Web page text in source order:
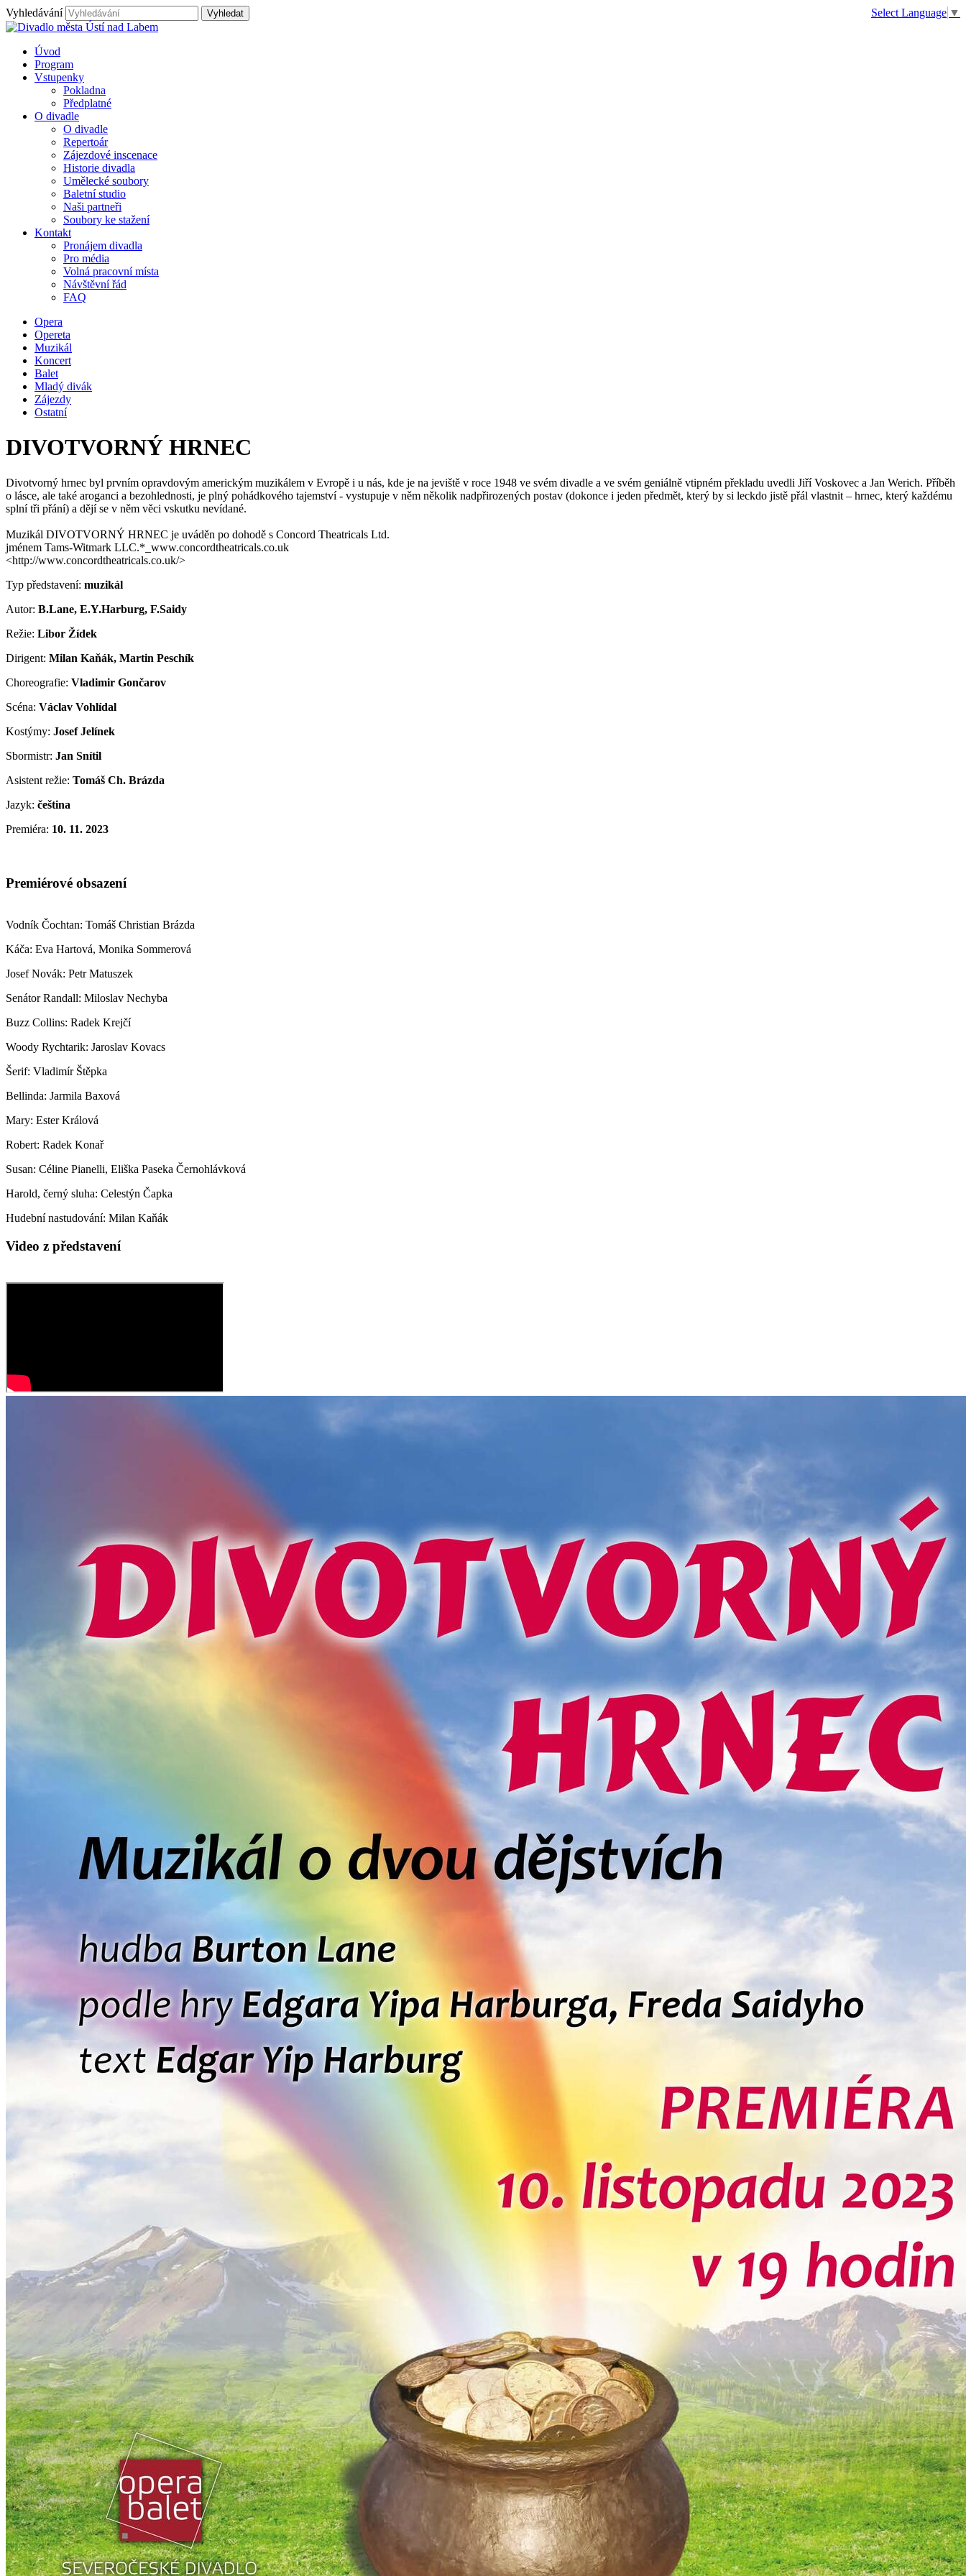
Vyhledávání
Úvod
Program
Vstupenky
Pokladna
Předplatné
O divadle
O divadle
Repertoár
Zájezdové inscenace
Historie divadla
Umělecké soubory
Baletní studio
Naši partneři
Soubory ke stažení
Kontakt
Pronájem divadla
Pro média
Volná pracovní místa
Návštěvní řád
FAQ
Select Language ▼
Opera
Opereta
Muzikál
Koncert
Balet
Mladý divák
Zájezdy
Ostatní
DIVOTVORNÝ HRNEC
Divotvorný hrnec byl prvním opravdovým americkým muzikálem v Evropě i u nás, kde je na jeviště v roce 1948 ve svém divadle a ve svém geniálně vtipném překladu uvedli Jiří Voskovec a Jan Werich. Příběh
o lásce, ale také aroganci a bezohlednosti, je plný pohádkového tajemství - vystupuje v něm několik nadpřirozených postav (dokonce i jeden předmět, který by si leckdo jistě přál vlastnit – hrnec, který každému
splní tři přání) a dějí se v něm věci vskutku nevídané.
Muzikál DIVOTVORNÝ HRNEC je uváděn po dohodě s Concord Theatricals Ltd.
jménem Tams-Witmark LLC.*_www.concordtheatricals.co.uk
<http://www.concordtheatricals.co.uk/>
Typ představení: muzikál
Autor: B.Lane, E.Y.Harburg, F.Saidy
Režie: Libor Žídek
Dirigent: Milan Kaňák, Martin Peschík
Choreografie: Vladimir Gončarov
Scéna: Václav Vohlídal
Kostýmy: Josef Jelínek
Sbormistr: Jan Snítil
Asistent režie: Tomáš Ch. Brázda
Jazyk: čeština
Premiéra: 10. 11. 2023
Premiérové obsazení
Vodník Čochtan: Tomáš Christian Brázda
Káča: Eva Hartová, Monika Sommerová
Josef Novák: Petr Matuszek
Senátor Randall: Miloslav Nechyba
Buzz Collins: Radek Krejčí
Woody Rychtarik: Jaroslav Kovacs
Šerif: Vladimír Štěpka
Bellinda: Jarmila Baxová
Mary: Ester Králová
Robert: Radek Konař
Susan: Céline Pianelli, Eliška Paseka Černohlávková
Harold, černý sluha: Celestýn Čapka
Hudební nastudování: Milan Kaňák
Video z představení